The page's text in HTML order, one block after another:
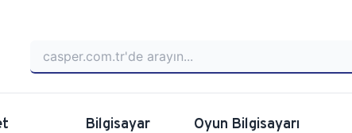
Bilgisayar Oyun Bilgisayarı